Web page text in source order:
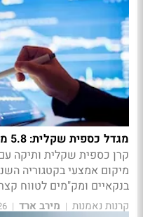
מגדל כספית שקלית: 5.8 מיליארד שקל
מיקום אמצעי בקטגוריה
בנקאיים ומק"מים לטווח
קרנות נאמנות | מירב ארד |